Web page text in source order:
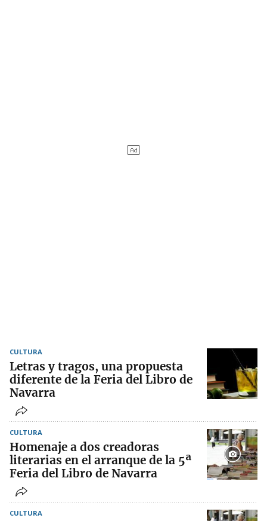
CULTURA
Letras y tragos, una propuesta
diferente de la Feria del Libro de
Navarra
CULTURA
Homenaje a dos creadoras
literarias en el arranque de la 5ª
Feria del Libro de Navarra
CULTURA